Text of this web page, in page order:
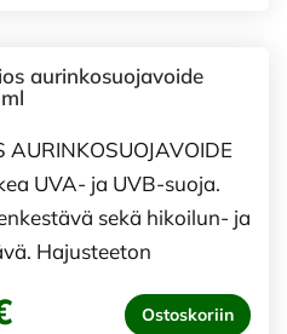
aurinkosuojavoide
AURINKOSUOJAVOIDE
UVA- ja UVB-suoja.
sekä hikoilun- ja
Hajusteeton
Ostoskoriin